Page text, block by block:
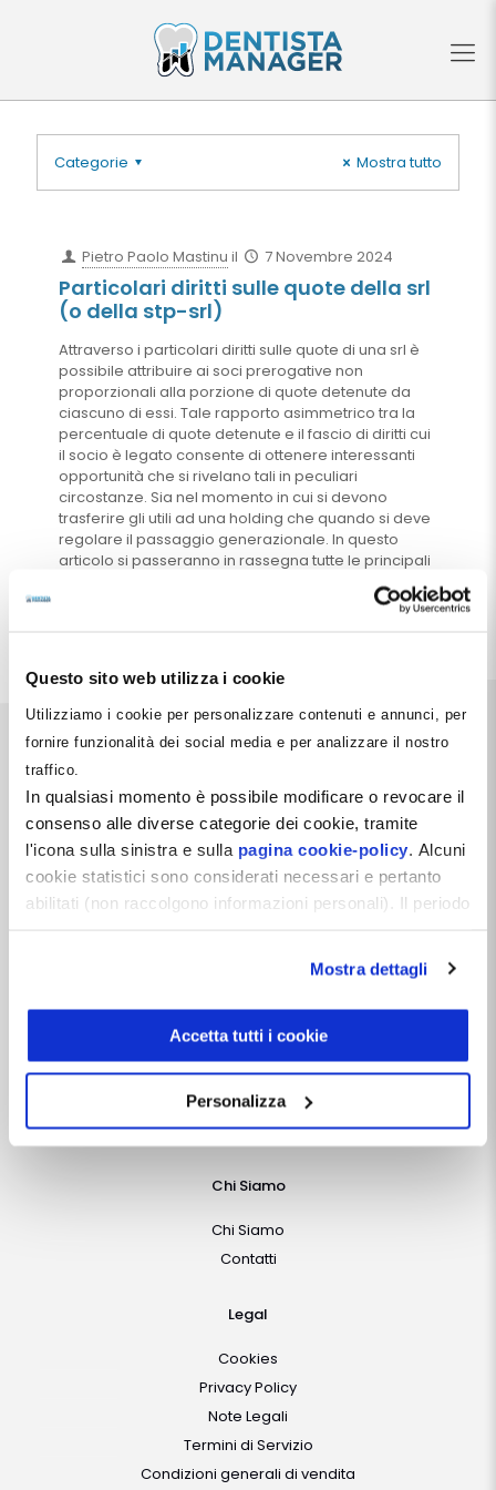
Questo sito web utilizza i cookie
Utilizziamo i cookie per personalizzare contenuti e annunci, per
fornire funzionalità dei social media e per analizzare il nostro
traffico.
In qualsiasi momento è possibile modificare o revocare il
consenso alle diverse categorie dei cookie, tramite
l'icona sulla sinistra e sulla pagina cookie-policy . Alcuni
cookie statistici sono considerati necessari e pertanto
abilitati (non raccolgono informazioni personali). Il periodo
indirizzo:dentistamanager.it/contatti-dentista-
Chiudendo questo banner tramite apposita X in alto a
Mostra dettagli
Accetta tutti i cookie
Personalizza
Categorie Mostra tutto
Pietro Paolo Mastinu il 7 Novembre 2024
Particolari diritti sulle quote della srl
(o della stp-srl)
Attraverso i particolari diritti sulle quote di una srl è
possibile attribuire ai soci prerogative non
proporzionali alla porzione di quote detenute da
ciascuno di essi. Tale rapporto asimmetrico tra la
percentuale di quote detenute e il fascio di diritti cui
il socio è legato consente di ottenere interessanti
opportunità che si rivelano tali in peculiari
circostanze. Sia nel momento in cui si devono
trasferire gli utili ad una holding che quando si deve
regolare il passaggio generazionale. In questo
articolo si passeranno in rassegna tutte le principali
Dentista Manager S.r.l.
Via Dante, 2
Zelo Buon Persico (LO)
Capitale Sociale i.v. 10.000 €
Follow Us
Vuoi rimanere aggiornato?
Iscriviti gratis allaNewsletter
Chi Siamo
Chi Siamo
Contatti
Legal
Cookies
Privacy Policy
Note Legali
Termini di Servizio
Condizioni generali di vendita